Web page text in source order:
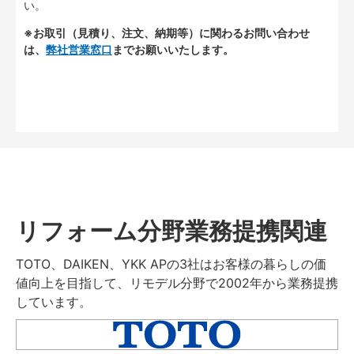
い。
※お取引（見積り、注文、納期等）に関わるお問い合わせ
は、 弊社営業窓口 までお願いいたします。
リフォーム分野業務提携関連
TOTO、DAIKEN、YKK APの3社はお客様の暮らしの価
値向上を目指して、リモデル分野で2002年から業務提携
しています。